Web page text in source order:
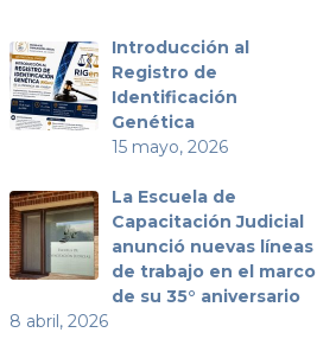
Introducción al
Registro de
Identificación
Genética
15 mayo, 2026
La Escuela de
Capacitación Judicial
anunció nuevas líneas
de trabajo en el marco
de su 35° aniversario
8 abril, 2026